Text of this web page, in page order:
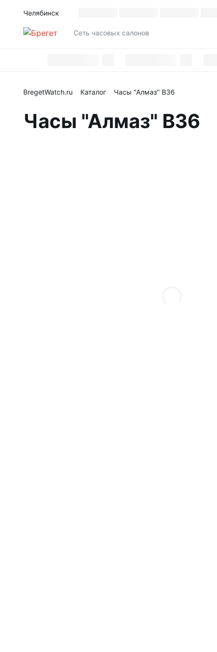
Челябинск
Cеть часовых салонов
BregetWatch.ru Каталог Часы "Алмаз" В36
Часы "Алмаз" В36